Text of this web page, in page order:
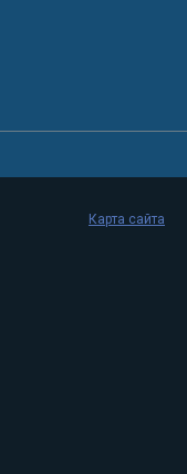
Карта сайта